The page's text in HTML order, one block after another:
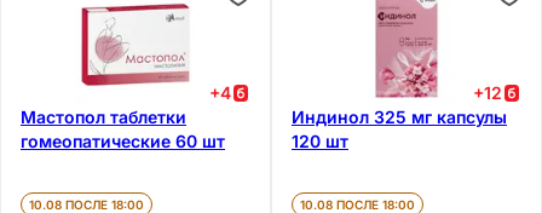
+4
Мастопол таблетки
гомеопатические 60 шт
10.08 ПОСЛЕ 18:00
+12
Индинол 325 мг капсулы
120 шт
10.08 ПОСЛЕ 18:00